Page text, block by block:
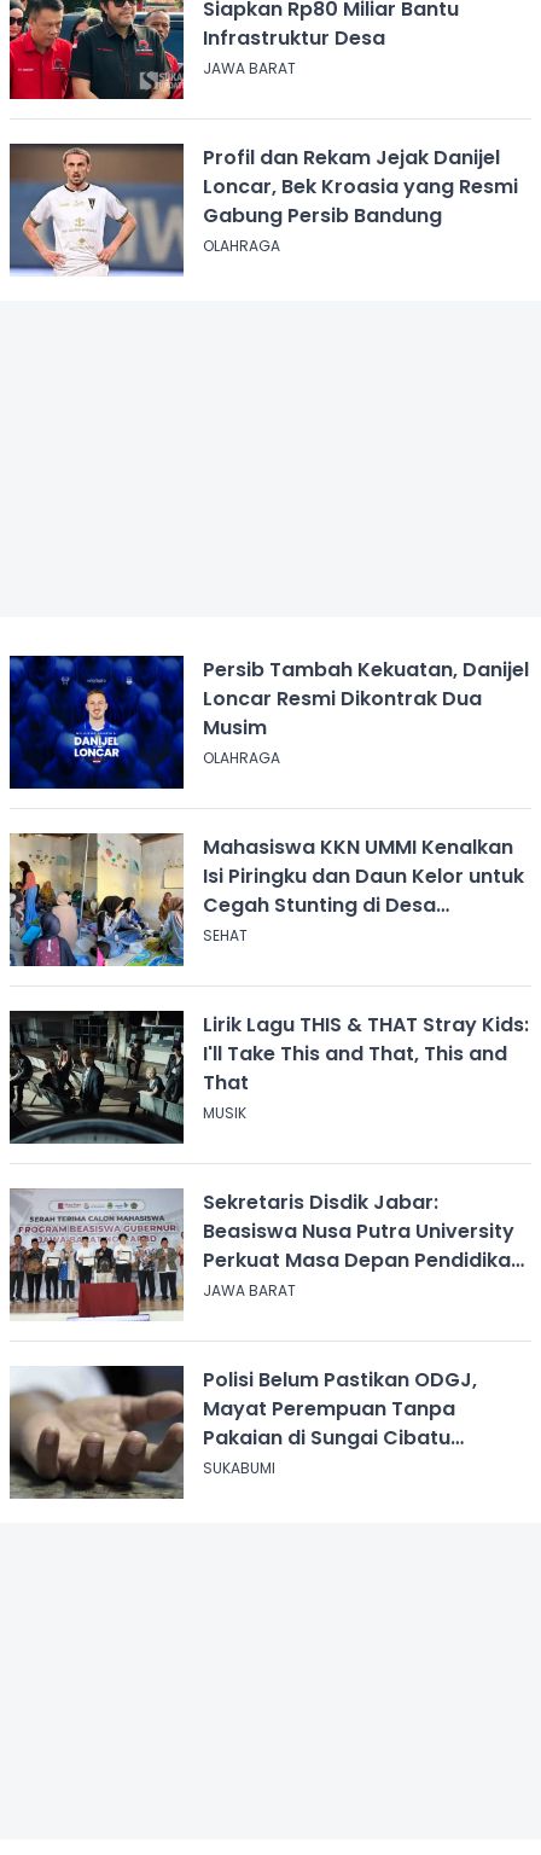
Siapkan Rp80 Miliar Bantu
Infrastruktur Desa
JAWA BARAT
Profil dan Rekam Jejak Danijel
Loncar, Bek Kroasia yang Resmi
Gabung Persib Bandung
OLAHRAGA
Persib Tambah Kekuatan, Danijel
Loncar Resmi Dikontrak Dua
Musim
OLAHRAGA
Mahasiswa KKN UMMI Kenalkan
Isi Piringku dan Daun Kelor untuk
Cegah Stunting di Desa
Calingcing
SEHAT
Lirik Lagu THIS & THAT Stray Kids:
I'll Take This and That, This and
That
MUSIK
Sekretaris Disdik Jabar:
Beasiswa Nusa Putra University
Perkuat Masa Depan Pendidikan
Jawa Barat
JAWA BARAT
Polisi Belum Pastikan ODGJ,
Mayat Perempuan Tanpa
Pakaian di Sungai Cibatu
Cikembar
SUKABUMI